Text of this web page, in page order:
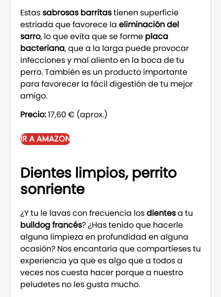
Estassabrosas barritastienen superficie
estriada que favorece la eliminación del
sarro, lo que evita que se forme placa
bacteriana, que a la larga puede provocar
infecciones y mal aliento en la boca de tu
perro. También es un producto importante
para favorecer la fácil digestión de tu mejor
amigo.
Precio:17,60 € (aprox.)
IR A AMAZON
Dientes limpios, perrito
sonriente
¿Y tu le lavas con frecuencia losdientesa tu
bulldog francés? ¿Has tenido que hacerle
alguna limpieza en profundidad en alguna
ocasión? Nos encantaría que compartieses tu
experiencia ya que es algo que a todos a
veces nos cuesta hacer porque a nuestro
peludetes no les gusta mucho.